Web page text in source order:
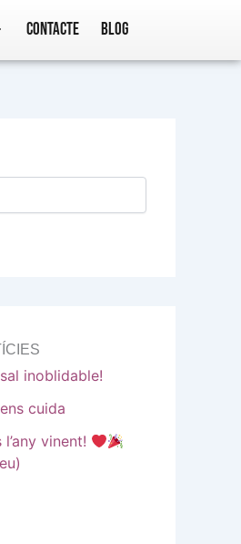
CONTACTE BLOG
inoblidable!
cuida
vinent!